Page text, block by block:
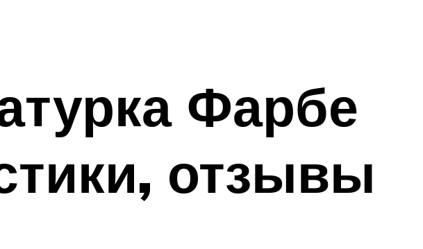
Фарбе
отзывы